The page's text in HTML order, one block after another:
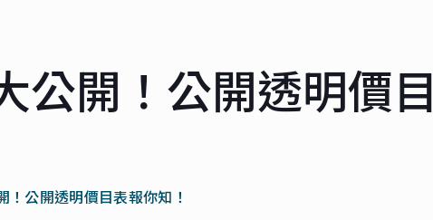
公開！公開透明價目
公開透明價目表報你知！